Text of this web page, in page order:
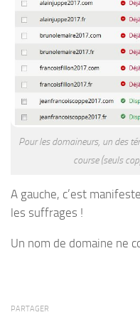
Pour les domaineurs, un des
course (seuls
A gauche, c’est
les suffrages !
Un nom de domaine ne
PARTAGER